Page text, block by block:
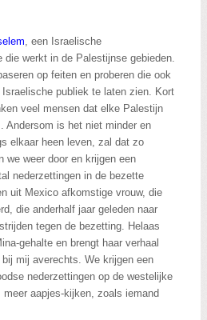
, een Israelische
die werkt in de Palestijnse gebieden.
op feiten en proberen die ook
publiek te laten zien. Kort
veel mensen dat elke Palestijn
Andersom is het niet minder en
elkaar heen leven, zal dat zo
we weer door en krijgen een
nederzettingen in de bezette
uit Mexico afkomstige vrouw, die
die anderhalf jaar geleden naar
tegen de bezetting. Helaas
gehalte en brengt haar verhaal
mij averechts. We krijgen een
nederzettingen op de westelijke
aapjes-kijken, zoals iemand